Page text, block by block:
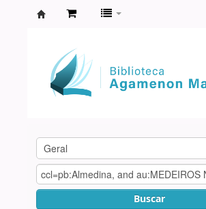
Agamenon
Magalhães
Buscar